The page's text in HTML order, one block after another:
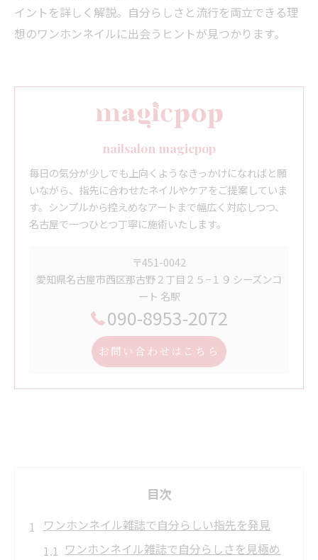
イントを詳しく解説。自分らしさと流行を両立できる理
想のワンホンネイルに出会うヒントが見つかります。
nailsalon magicpop
毎日の気分が少しでも上向くようなきっかけになればと願
いながら、指先に合わせたネイルやケアをご提案していま
す。シンプルから控えめなアートまで幅広く対応しつつ、
名古屋で一つひとつ丁寧に施術いたします。
〒451-0042
愛知県名古屋市西区那古野２丁目２５−１９ シーズンコ
ート 名駅
090-8953-2072
お問い合わせはこちら
目次
ワンホンネイル雑誌で自分らしい指先を発見
ワンホンネイル雑誌で自分らしさを見極め